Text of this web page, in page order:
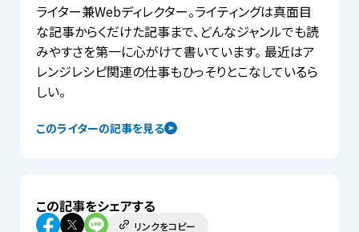
このライターの記事を見る
ライター兼Webディレクター。ライティングは真面目
な記事からくだけた記事まで、どんなジャンルでも読
みやすさを第一に心がけて書いています。 最近はア
レンジレシピ関連の仕事もひっそりとこなしているら
しい。
この記事をシェアする
リンクをコピー